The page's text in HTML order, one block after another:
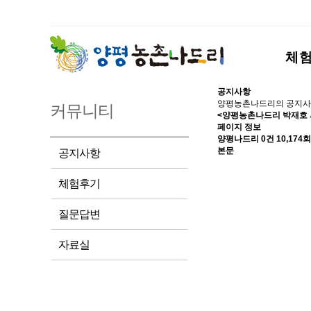
체
커뮤니티
공지사항
체험후기
질문답변
자료실
공지사항
양평농촌나드리의 공지
<양평농촌나드리 박재호
페이지 정보
양평나드리 0건 10,174회
본문